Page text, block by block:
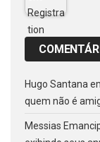
Hugo Santana
quem não é
Messias